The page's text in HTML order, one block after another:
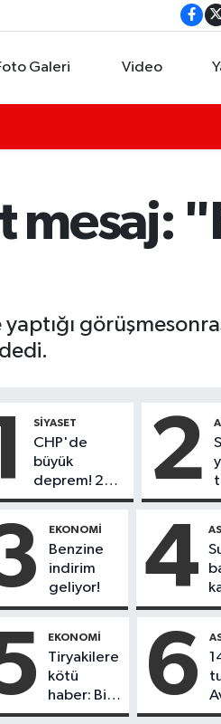
Galeri Video
mesaj:
SIYASET
CHP'de
büyük
deprem! 230
belediye
Parti'ye
geçiyor
2
EKONOMI
Benzine
indirim
geliyor!
4
EKONOMI
Tiryakilere
kötü
haber: Bir
sigara
6